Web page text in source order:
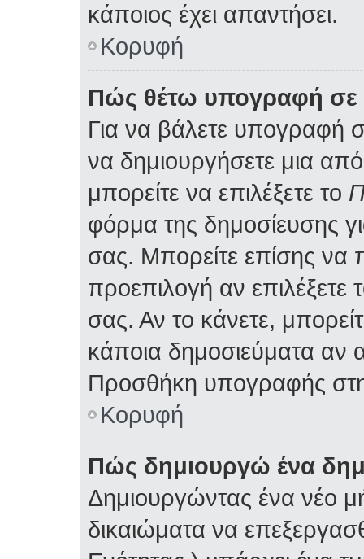
κάποιος έχει απαντήσει.
Κορυφή
Πώς θέτω υπογραφή σε
Για να βάλετε υπογραφή
να δημιουργήσετε μια
μπορείτε να επιλέξετε το
φόρμα της δημοσίευσης
σας. Μπορείτε επίσης
προεπιλογή αν
σας. Αν το κάνετε,
κάποια δημοσιεύματα αν
Προσθήκη υπογραφής
Κορυφή
Πώς δημιουργώ ένα
Δημιουργώντας ένα νέο
δικαιώματα να